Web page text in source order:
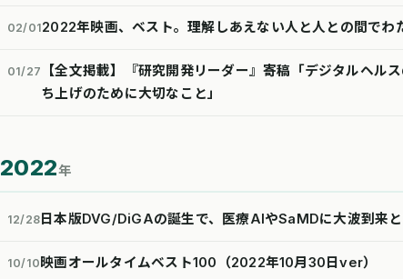
02/012022年映画、ベスト。理解しあえない人と人との間でわ
01/27
【全文掲載】『研究開発リーダー』寄稿「デジタルヘル
ち上げのために大切なこと」
2022年
12/28日本版DVG/DiGAの誕生で、医療AIやSaMDに大波到来と
10/10映画オールタイムベスト100（2022年10月30日ver）